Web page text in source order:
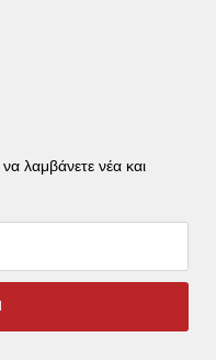
λαμβάνετε νέα και